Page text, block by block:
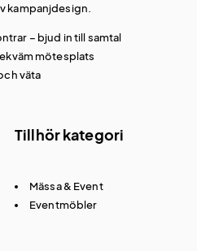
kampanjdesign.
– bjud in till samtal
mötesplats
väta
Tillhör kategori
Mässa & Event
Eventmöbler